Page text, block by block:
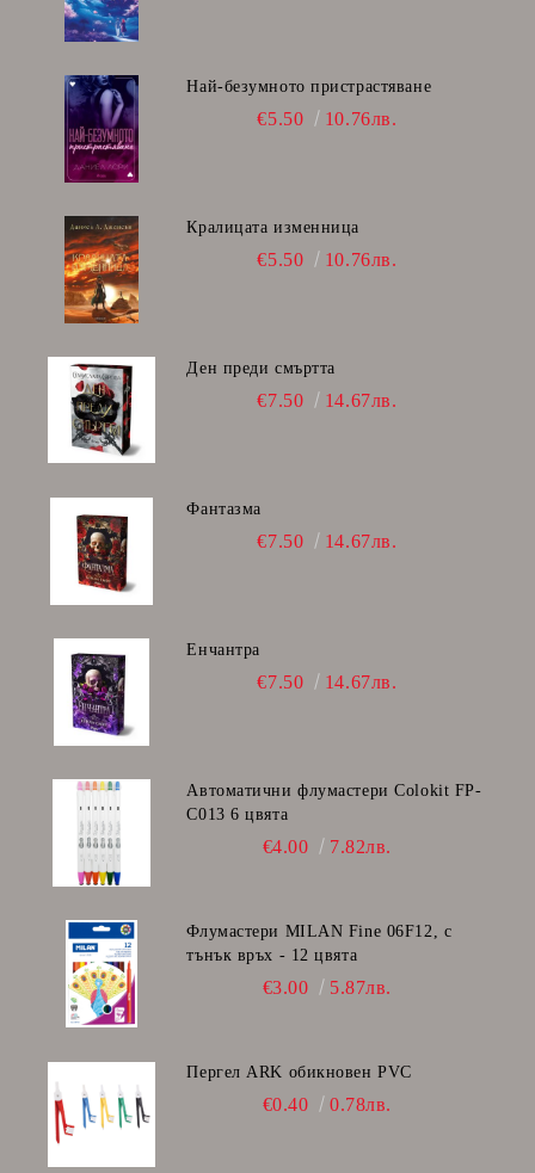
Най-безумното пристрастяване
€5.50 10.76лв.
Кралицата изменница
€5.50 10.76лв.
Ден преди смъртта
€7.50 14.67лв.
Фантазма
€7.50 14.67лв.
Енчантра
€7.50 14.67лв.
Автоматични флумастери Colokit FP-
C013 6 цвята
€4.00 7.82лв.
Флумастери MILAN Fine 06F12, с
тънък връх - 12 цвята
€3.00 5.87лв.
Пергел ARK обикновен PVC
€0.40 0.78лв.